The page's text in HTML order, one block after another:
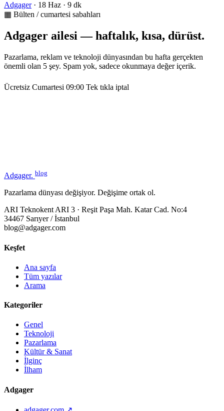
Adgager · 18 Haz · 9 dk
▦ Bülten / cumartesi sabahları
Adgager ailesi — haftalık, kısa, dürüst.
Pazarlama, reklam ve teknoloji dünyasından bu hafta gerçekten
önemli olan 5 şey. Spam yok, sadece okunmaya değer içerik.
Ücretsiz Cumartesi 09:00 Tek tıkla iptal
Adgager. blog
Pazarlama dünyası değişiyor. Değişime ortak ol.
ARI Teknokent ARI 3 · Reşit Paşa Mah. Katar Cad. No:4
34467 Sarıyer / İstanbul
blog@adgager.com
Keşfet
Ana sayfa
Tüm yazılar
Arama
Kategoriler
Genel
Teknoloji
Pazarlama
Kültür & Sanat
İlginç
İlham
Adgager